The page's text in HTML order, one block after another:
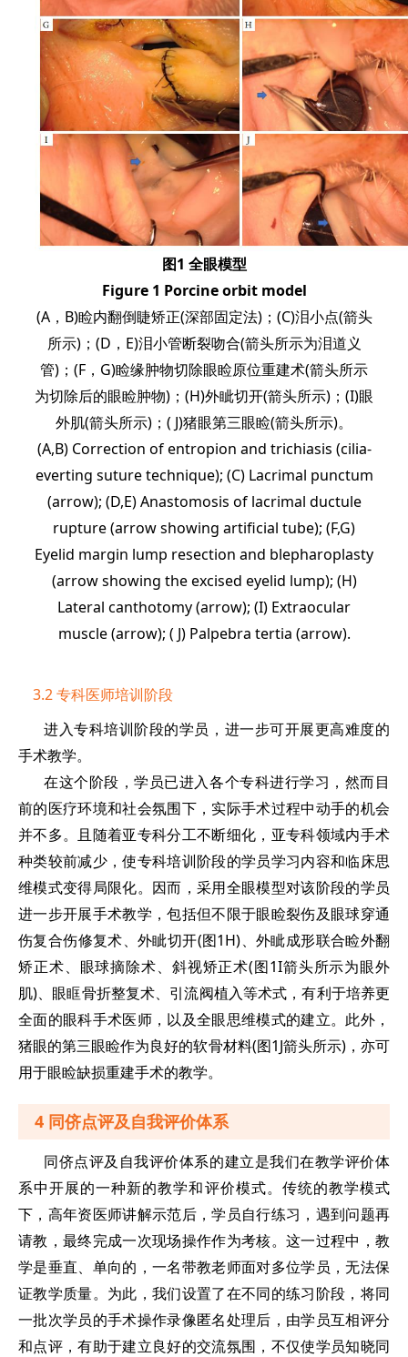
图1 全眼模型
Figure 1 Porcine orbit model
(A，B)睑内翻倒睫矫正(深部固定法)；(C)泪小点(箭头
所示)；(D，E)泪小管断裂吻合(箭头所示为泪道义
管)；(F，G)睑缘肿物切除眼睑原位重建术(箭头所示
为切除后的眼睑肿物)；(H)外眦切开(箭头所示)；(I)眼
外肌(箭头所示)；( J)猪眼第三眼睑(箭头所示)。
(A,B) Correction of entropion and trichiasis (cilia-
everting suture technique); (C) Lacrimal punctum
(arrow); (D,E) Anastomosis of lacrimal ductule
rupture (arrow showing artificial tube); (F,G)
Eyelid margin lump resection and blepharoplasty
(arrow showing the excised eyelid lump); (H)
Lateral canthotomy (arrow); (I) Extraocular
muscle (arrow); ( J) Palpebra tertia (arrow).
3.2 专科医师培训阶段
进入专科培训阶段的学员，进一步可开展更高难度的
手术教学。
在这个阶段，学员已进入各个专科进行学习，然而目
前的医疗环境和社会氛围下，实际手术过程中动手的机会
并不多。且随着亚专科分工不断细化，亚专科领域内手术
种类较前减少，使专科培训阶段的学员学习内容和临床思
维模式变得局限化。因而，采用全眼模型对该阶段的学员
进一步开展手术教学，包括但不限于眼睑裂伤及眼球穿通
伤复合伤修复术、外眦切开(图1H)、外眦成形联合睑外翻
矫正术、眼球摘除术、斜视矫正术(图1I箭头所示为眼外
肌)、眼眶骨折整复术、引流阀植入等术式，有利于培养更
全面的眼科手术医师，以及全眼思维模式的建立。此外，
猪眼的第三眼睑作为良好的软骨材料(图1J箭头所示)，亦可
用于眼睑缺损重建手术的教学。
4 同侪点评及自我评价体系
同侪点评及自我评价体系的建立是我们在教学评价体
系中开展的一种新的教学和评价模式。传统的教学模式
下，高年资医师讲解示范后，学员自行练习，遇到问题再
请教，最终完成一次现场操作作为考核。这一过程中，教
学是垂直、单向的，一名带教老师面对多位学员，无法保
证教学质量。为此，我们设置了在不同的练习阶段，将同
一批次学员的手术操作录像匿名处理后，由学员互相评分
和点评，有助于建立良好的交流氛围，不仅使学员知晓同